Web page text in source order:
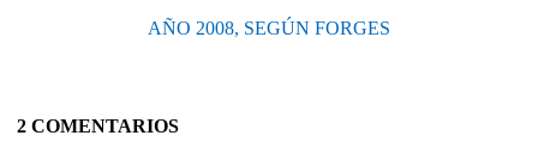
AÑO 2008, SEGÚN FORGES
2 COMENTARIOS